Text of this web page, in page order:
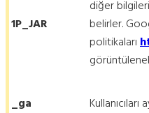
1P_JAR
diğer
belirler.
politikaları
_ga